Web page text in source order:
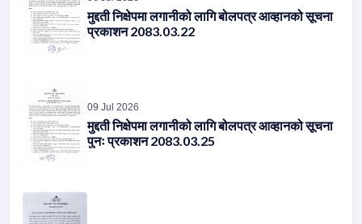
मुद्दती निक्षेपमा लगानीको लागि बोलपत्र आव्हानको सूचना
प्रकाशन 2083.03.22
09 Jul 2026
मुद्दती निक्षेपमा लगानीको लागि बोलपत्र आव्हानको सूचना
पुनः प्रकाशन 2083.03.25